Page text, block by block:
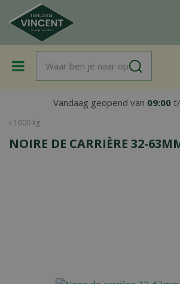
a
1000 kg
Vandaag geopend van 09:00
NOIRE DE CARRIÈRE 32-